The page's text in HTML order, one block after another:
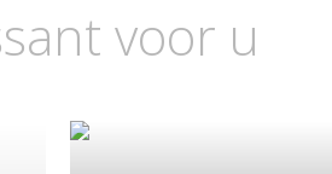
voor u